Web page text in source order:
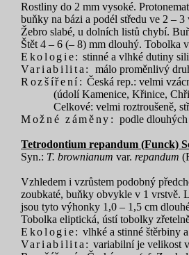
Rostliny do 2 mm vysoké.
buňky na bázi a podél středu ve 2 –
Žebro slabé, u dolních listů chybí.
Štět 4 – 6 (– 8) mm dlouhý. Tobolka
Ekologie: stinné a vlhké dutiny
Variabilita: málo proměnlivý
Rozšíření: Česká rep.: velmi
(údolí Kamenice, Křinice,
Celkové: velmi roztroušeně,
Možné záměny:podle
Tetrodontium repandum (Funck)
Syn.: T. brownianum var. repandum
Vzhledem i vzrůstem podobný
zoubkaté, buňky obvykle v 1 vrstvě.
jsou tyto výhonky 1,0 – 1,5 cm
Tobolka eliptická, ústí tobolky
Ekologie: vlhké a stinné štěrbiny
Variabilita: variabilní je velikost